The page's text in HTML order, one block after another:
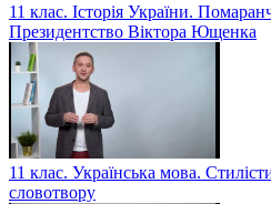
11 клас. Історія України.
Президентство Віктора Ющенка
11 клас. Українська мова.
словотвору